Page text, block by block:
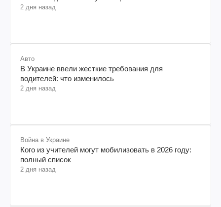
2 дня назад
Авто
В Украине ввели жесткие требования для
водителей: что изменилось
2 дня назад
Война в Украине
Кого из учителей могут мобилизовать в 2026 году:
полный список
2 дня назад